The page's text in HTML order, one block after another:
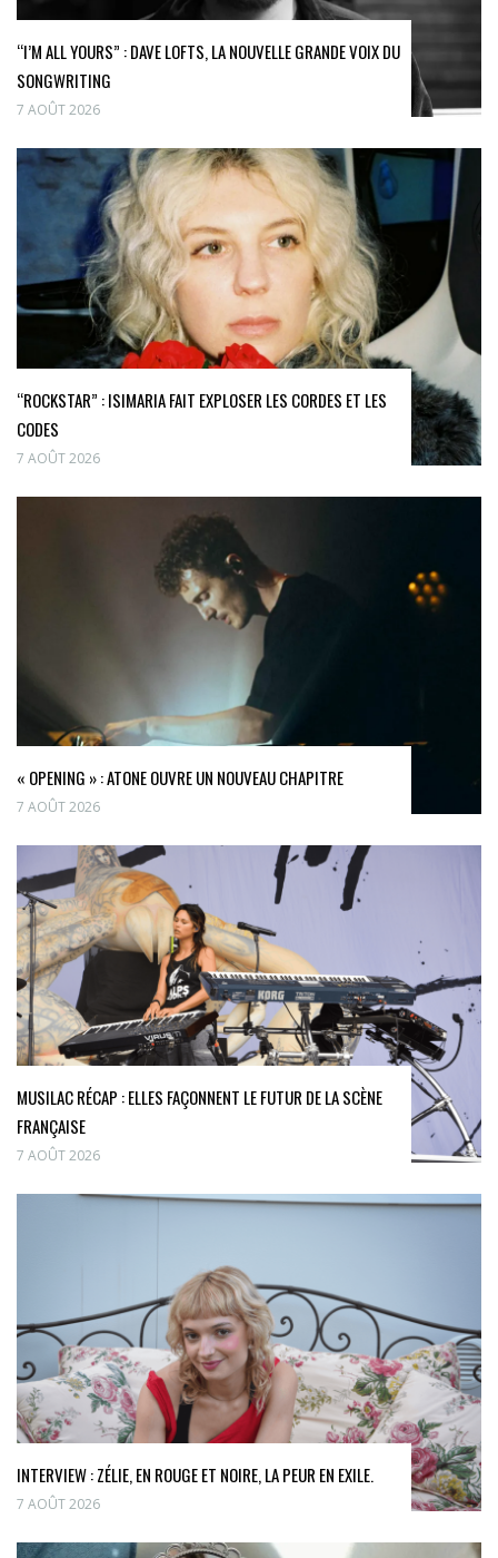
“I’M ALL YOURS” : DAVE LOFTS, LA NOUVELLE GRANDE VOIX DU
SONGWRITING
7 AOÛT 2026
“ROCKSTAR” : ISIMARIA FAIT EXPLOSER LES CORDES ET LES
CODES
7 AOÛT 2026
« OPENING » : ATONE OUVRE UN NOUVEAU CHAPITRE
7 AOÛT 2026
MUSILAC RÉCAP : ELLES FAÇONNENT LE FUTUR DE LA SCÈNE
FRANÇAISE
7 AOÛT 2026
INTERVIEW : ZÉLIE, EN ROUGE ET NOIRE, LA PEUR EN EXILE.
7 AOÛT 2026